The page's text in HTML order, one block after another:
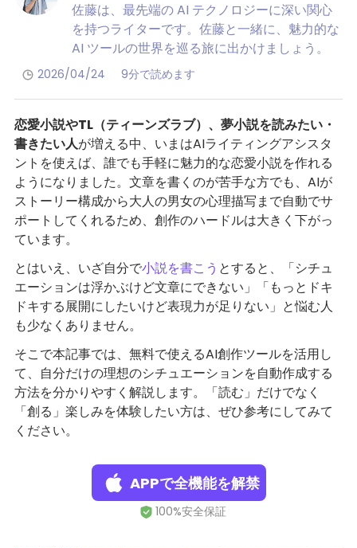
佐藤は、最先端の AI テクノロジーに深い関心
を持つライターです。佐藤と一緒に、魅力的な
AI ツールの世界を巡る旅に出かけましょう。
2026/04/24 9分で読めます
恋愛小説やTL（ティーンズラブ）、夢小説を読みたい・
書きたい人が増える中、いまはAIライティングアシスタ
ントを使えば、誰でも手軽に魅力的な恋愛小説を作れる
ようになりました。文章を書くのが苦手な方でも、AIが
ストーリー構成から大人の男女の心理描写まで自動でサ
ポートしてくれるため、創作のハードルは大きく下がっ
ています。
とはいえ、いざ自分で小説を書こう とすると、「シチュ
エーションは浮かぶけど文章にできない」「もっとドキ
ドキする展開にしたいけど表現力が足りない」と悩む人
も少なくありません。
そこで本記事では、無料で使えるAI創作ツールを活用し
て、自分だけの理想のシチュエーションを自動作成する
方法を分かりやすく解説します。「読む」だけでなく
「創る」楽しみを体験したい方は、ぜひ参考にしてみて
ください。
APPで全機能を解禁